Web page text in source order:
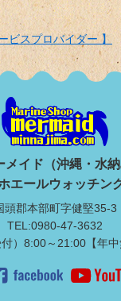
ビスプロバイダー 】
メイド（沖縄・水
エールウォッチン
頭郡本部町字健堅35-3
TEL:0980-47-3632
付）8:00～21:00【年中